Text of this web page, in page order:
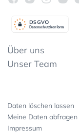
Datenschutzkonform
DSGVO
Über uns
Unser Team
Daten löschen lassen
Meine Daten abfragen
Impressum